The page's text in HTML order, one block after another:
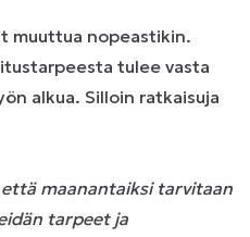
muuttua nopeastikin.
tulee vasta
alkua. Silloin ratkaisuja
maanantaiksi tarvitaan
tarpeet ja